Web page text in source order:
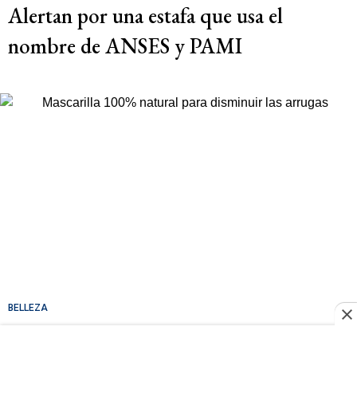
Alertan por una estafa que usa el
nombre de ANSES y PAMI
BELLEZA